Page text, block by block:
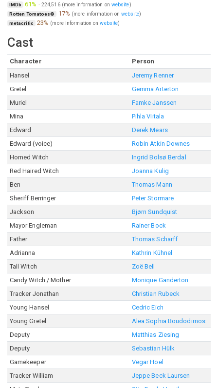
IMDb 61% · 224,516 (more information on website)
Rotten Tomatoes® 17% (more information onwebsite)
metacritic 23% (more information onwebsite)
Cast
Character
Person
Hansel
Jeremy Renner
Gretel
Gemma Arterton
Muriel
Famke Janssen
Mina
Pihla Viitala
Edward
Derek Mears
Edward (voice)
Robin Atkin Downes
Horned Witch
Ingrid Bolsø Berdal
Red Haired Witch
Joanna Kulig
Ben
Thomas Mann
Sheriff Berringer
Peter Stormare
Jackson
Bjørn Sundquist
Mayor Engleman
Rainer Bock
Father
Thomas Scharff
Adrianna
Kathrin Kühnel
Tall Witch
Zoë Bell
Candy Witch / Mother
Monique Ganderton
Tracker Jonathan
Christian Rubeck
Young Hansel
Cedric Eich
Young Gretel
Alea Sophia Boudodimos
Deputy
Matthias Ziesing
Deputy
Sebastian Hülk
Gamekeeper
Vegar Hoel
Tracker William
Jeppe Beck Laursen